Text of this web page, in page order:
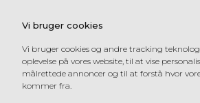
Vi bruger cookies
Vi bruger cookies og andre tracking
oplevelse på vores website, til at vise
målrettede annoncer og til at forstå hvor
kommer fra.